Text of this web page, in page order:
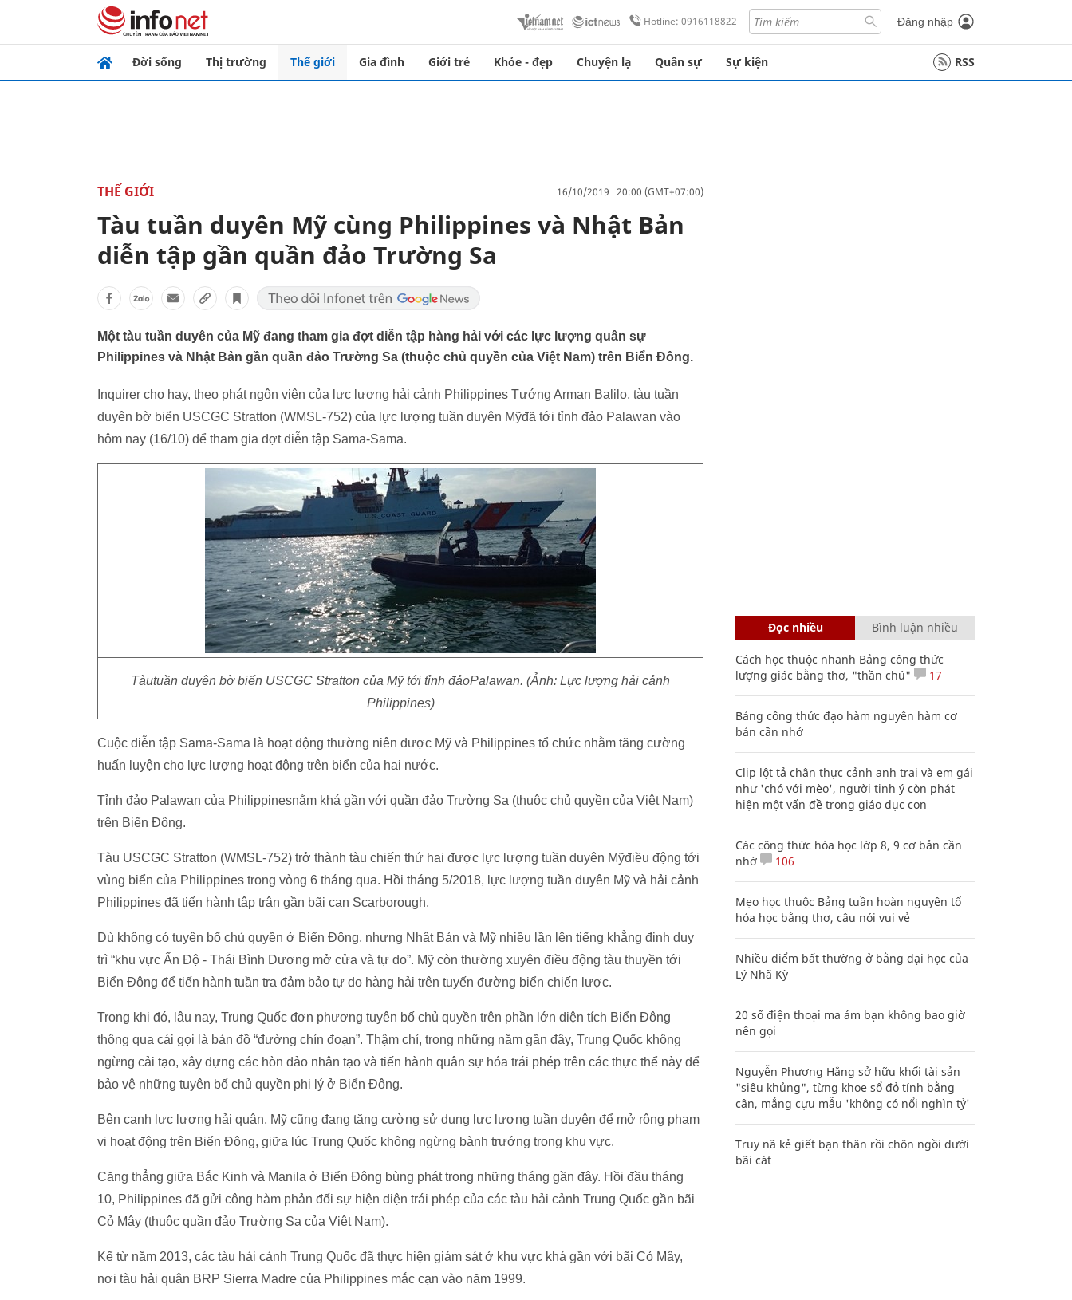
Hotline: 0916118822 Đăng nhập
Đời sống Thị trường Thế giới Gia đình Giới trẻ Khỏe - đẹp Chuyện lạ Quân sự Sự kiện RSS
THẾ GIỚI 16/10/2019 20:00 (GMT+07:00)
Tàu tuần duyên Mỹ cùng Philippines và Nhật Bản
diễn tập gần quần đảo Trường Sa
Một tàu tuần duyên của Mỹ đang tham gia đợt diễn tập hàng hải với các lực lượng quân sự
Philippines và Nhật Bản gần quần đảo Trường Sa (thuộc chủ quyền của Việt Nam) trên Biển Đông.
Inquirer cho hay, theo phát ngôn viên của lực lượng hải cảnh Philippines Tướng Arman Balilo, tàu tuần
duyên bờ biển USCGC Stratton (WMSL-752) của lực lượng tuần duyên Mỹđã tới tỉnh đảo Palawan vào
hôm nay (16/10) để tham gia đợt diễn tập Sama-Sama.
Tàutuần duyên bờ biển USCGC Stratton của Mỹ tới tỉnh đảoPalawan. (Ảnh: Lực lượng hải cảnh
Philippines)
Cuộc diễn tập Sama-Sama là hoạt động thường niên được Mỹ và Philippines tổ chức nhằm tăng cường
huấn luyện cho lực lượng hoạt động trên biển của hai nước.
Tỉnh đảo Palawan của Philippinesnằm khá gần với quần đảo Trường Sa (thuộc chủ quyền của Việt Nam)
trên Biển Đông.
Tàu USCGC Stratton (WMSL-752) trở thành tàu chiến thứ hai được lực lượng tuần duyên Mỹđiều động tới
vùng biển của Philippines trong vòng 6 tháng qua. Hồi tháng 5/2018, lực lượng tuần duyên Mỹ và hải cảnh
Philippines đã tiến hành tập trận gần bãi cạn Scarborough.
Dù không có tuyên bố chủ quyền ở Biển Đông, nhưng Nhật Bản và Mỹ nhiều lần lên tiếng khẳng định duy
trì “khu vực Ấn Độ - Thái Bình Dương mở cửa và tự do”. Mỹ còn thường xuyên điều động tàu thuyền tới
Biển Đông để tiến hành tuần tra đảm bảo tự do hàng hải trên tuyến đường biển chiến lược.
Trong khi đó, lâu nay, Trung Quốc đơn phương tuyên bố chủ quyền trên phần lớn diện tích Biển Đông
thông qua cái gọi là bản đồ “đường chín đoạn”. Thậm chí, trong những năm gần đây, Trung Quốc không
ngừng cải tạo, xây dựng các hòn đảo nhân tạo và tiến hành quân sự hóa trái phép trên các thực thể này để
bảo vệ những tuyên bố chủ quyền phi lý ở Biển Đông.
Bên cạnh lực lượng hải quân, Mỹ cũng đang tăng cường sử dụng lực lượng tuần duyên để mở rộng phạm
vi hoạt động trên Biển Đông, giữa lúc Trung Quốc không ngừng bành trướng trong khu vực.
Căng thẳng giữa Bắc Kinh và Manila ở Biển Đông bùng phát trong những tháng gần đây. Hồi đầu tháng
10, Philippines đã gửi công hàm phản đối sự hiện diện trái phép của các tàu hải cảnh Trung Quốc gần bãi
Cỏ Mây (thuộc quần đảo Trường Sa của Việt Nam).
Kể từ năm 2013, các tàu hải cảnh Trung Quốc đã thực hiện giám sát ở khu vực khá gần với bãi Cỏ Mây,
nơi tàu hải quân BRP Sierra Madre của Philippines mắc cạn vào năm 1999.
Đọc nhiều Bình luận nhiều
Cách học thuộc nhanh Bảng công thức
lượng giác bằng thơ, "thần chú"
17
Bảng công thức đạo hàm nguyên hàm cơ
bản cần nhớ
Clip lột tả chân thực cảnh anh trai và em gái
như 'chó với mèo', người tinh ý còn phát
hiện một vấn đề trong giáo dục con
Các công thức hóa học lớp 8, 9 cơ bản cần
nhớ
106
Mẹo học thuộc Bảng tuần hoàn nguyên tố
hóa học bằng thơ, câu nói vui vẻ
Nhiều điểm bất thường ở bằng đại học của
Lý Nhã Kỳ
20 số điện thoại ma ám bạn không bao giờ
nên gọi
Nguyễn Phương Hằng sở hữu khối tài sản
"siêu khủng", từng khoe sổ đỏ tính bằng
cân, mắng cựu mẫu 'không có nổi nghìn tỷ'
Truy nã kẻ giết bạn thân rồi chôn ngồi dưới
bãi cát